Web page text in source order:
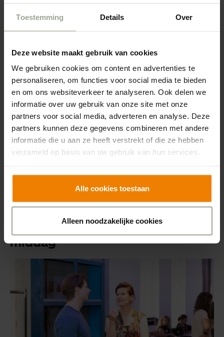
Toestemming Details Over
Deze website maakt gebruik van cookies
We gebruiken cookies om content en advertenties te
personaliseren, om functies voor social media te bieden
en om ons websiteverkeer te analyseren. Ook delen we
informatie over uw gebruik van onze site met onze
partners voor social media, adverteren en analyse. Deze
partners kunnen deze gegevens combineren met andere
informatie die u aan ze heeft verstrekt of die ze hebben
verzameld op basis van uw gebruik van hun services.
Alle cookies toestaan
Alleen noodzakelijke cookies
praktijk
Naar een fundamenteel andere kijk op zorg: de
Download de longread ‘Werken
met nieuwe cliëntprofielen in de
zorg’
Long read ‘Werken met nieuwe
cliëntprofielen in de zorg’
Een sfeerimpressie van de
middag